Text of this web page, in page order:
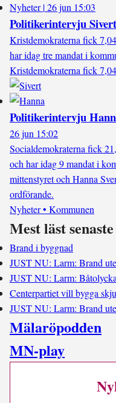
Nyheter|26 jun 15:03
Politikerintervju
Kristdemokraterna fick
har idag tre mandat i
Kristdemokraterna fick
Politikerintervju
26 jun 15:02
Socialdemokraterna fick
och har idag 9 mandat i
mittenstyret och Hanna
ordförande.
Nyheter • Kommunen
Mest läst
Brand i byggnad
JUST NU: Larm: Brand
JUST NU: Larm: Båtolycka
Centerpartiet vill bygga
JUST NU: Larm: Brand
Mälaröpodden
MN-play